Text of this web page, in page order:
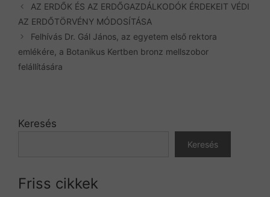
AZ ERDŐK ÉS AZ ERDŐGAZDÁLKODÓK ÉRDEKEIT VÉDI
AZ ERDŐTÖRVÉNY MÓDOSÍTÁSA
Felhívás Dr. Gál János, az egyetem első rektora
emlékére, a Botanikus Kertben bronz mellszobor
felállítására
Keresés
Keresés
Friss cikkek